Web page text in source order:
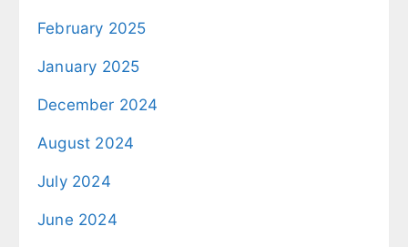
February 2025
January 2025
December 2024
August 2024
July 2024
June 2024